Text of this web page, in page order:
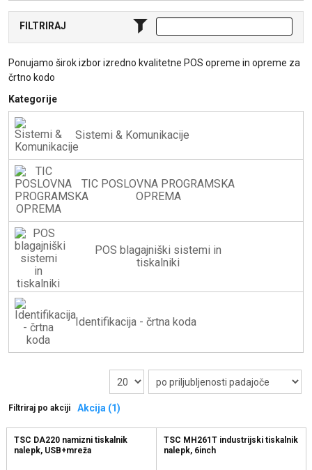
Oprema za pisarno in dom
Telefonija
FILTRIRAJ
Ponujamo širok izbor izredno kvalitetne POS opreme in opreme za
črtno kodo
Kategorije
Sistemi & Komunikacije
TIC POSLOVNA PROGRAMSKA
OPREMA
POS blagajniški sistemi in
tiskalniki
Identifikacija - črtna koda
Filtriraj po akciji Akcija (1)
TSC DA220 namizni tiskalnik
nalepk, USB+mreža
TSC MH261T industrijski tiskalnik
nalepk, 6inch